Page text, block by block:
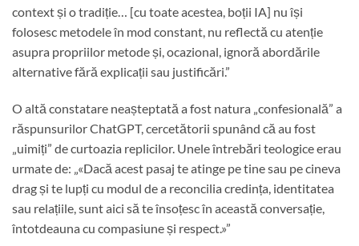
context și o tradiție… [cu toate acestea, boții IA] nu își
folosesc metodele în mod constant, nu reflectă cu atenție
asupra propriilor metode și, ocazional, ignoră abordările
alternative fără explicații sau justificări.”
O altă constatare neașteptată a fost natura „confesională” a
răspunsurilor ChatGPT, cercetătorii spunând că au fost
„uimiți” de curtoazia replicilor. Unele întrebări teologice erau
urmate de: „«Dacă acest pasaj te atinge pe tine sau pe cineva
drag și te lupți cu modul de a reconcilia credința, identitatea
sau relațiile, sunt aici să te însoțesc în această conversație,
întotdeauna cu compasiune și respect.»”